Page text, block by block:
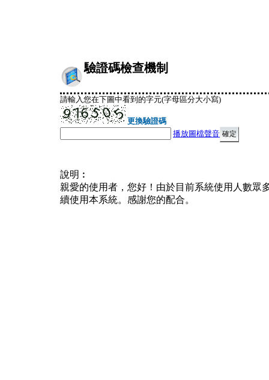
驗證碼檢查機制
請輸入您在下圖中看到的字元(字母區分大小寫)
更換驗證碼
播放圖檔聲音
說明︰
親愛的使用者，您好！由於目前系統使用人數眾
續使用本系統。感謝您的配合。